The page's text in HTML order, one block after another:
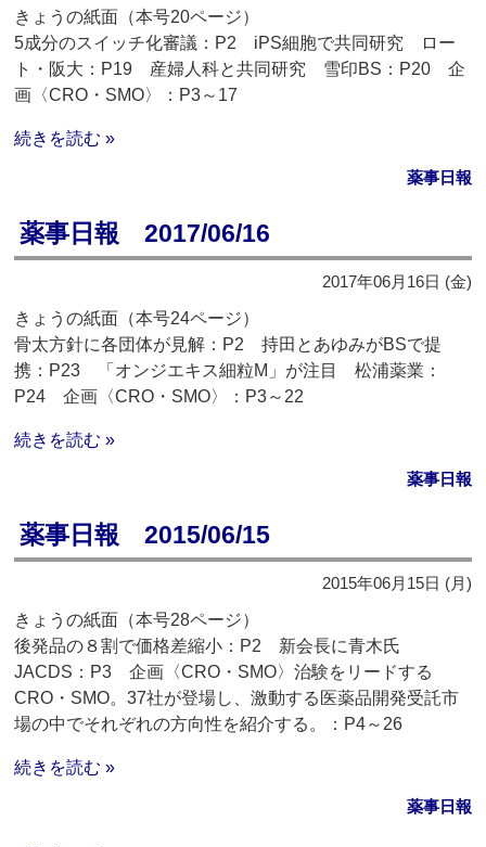
きょうの紙面（本号20ページ）
5成分のスイッチ化審議：P2 iPS細胞で共同研究 ロー
ト・阪大：P19 産婦人科と共同研究 雪印BS：P20 企
画〈CRO・SMO〉：P3～17
続きを読む »
薬事日報
薬事日報 2017/06/16
2017年06月16日 (金)
きょうの紙面（本号24ページ）
骨太方針に各団体が見解：P2 持田とあゆみがBSで提
携：P23 「オンジエキス細粒M」が注目 松浦薬業：
P24 企画〈CRO・SMO〉：P3～22
続きを読む »
薬事日報
薬事日報 2015/06/15
2015年06月15日 (月)
きょうの紙面（本号28ページ）
後発品の８割で価格差縮小：P2 新会長に青木氏
JACDS：P3 企画〈CRO・SMO〉治験をリードする
CRO・SMO。37社が登場し、激動する医薬品開発受託市
場の中でそれぞれの方向性を紹介する。：P4～26
続きを読む »
薬事日報